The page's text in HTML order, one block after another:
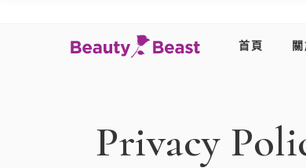
首頁
Privacy